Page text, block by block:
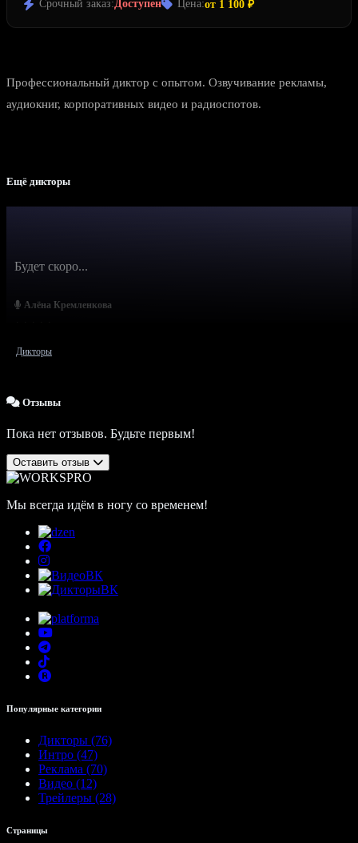
Срочный заказ:Доступен Цена:от 1 100 ₽
Профессиональный диктор с опытом. Озвучивание рекламы,
аудиокниг, корпоративных видео и радиоспотов.
Ещё дикторы
Алёна Кремленкова
Будет скоро...
Дикторы
Отзывы
Пока нет отзывов. Будьте первым!
Оставить отзыв
Мы всегда идём в ногу со временем!
Популярные категории
Дикторы (76)
Интро (47)
Реклама (70)
Видео (12)
Трейлеры (28)
Страницы